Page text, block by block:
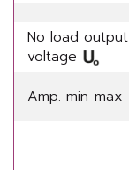
No load output
voltage
Amp. min-max